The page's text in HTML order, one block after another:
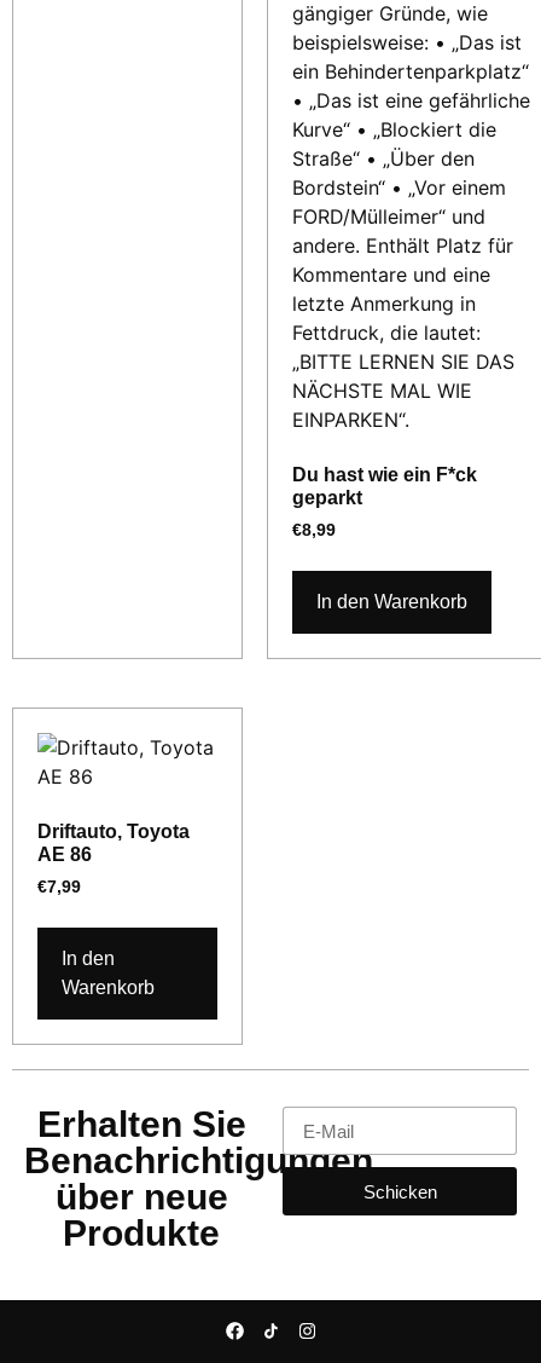
Du hast wie ein F*ck
geparkt
€8,99
In den Warenkorb
Driftauto, Toyota
AE 86
€7,99
In den
Warenkorb
Erhalten Sie
Benachrichtigungen
über neue
Produkte
Schicken